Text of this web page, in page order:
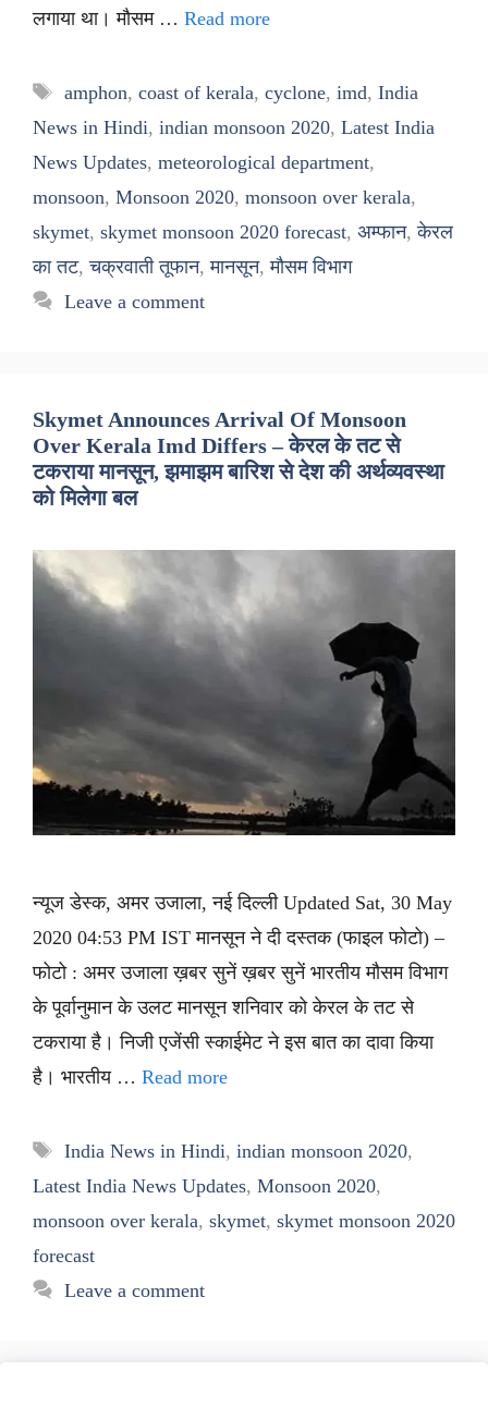
लगाया था। मौसम … Read more
Tags
amphon, coast of kerala, cyclone, imd, India
News in Hindi, indian monsoon 2020, Latest India
News Updates, meteorological department,
monsoon, Monsoon 2020, monsoon over kerala,
skymet, skymet monsoon 2020 forecast, अम्फान,केरल
का तट,चक्रवाती तूफान,मानसून,मौसम विभाग
Leave a comment
Skymet Announces Arrival Of Monsoon
Over Kerala Imd Differs – केरल के तट से
टकराया मानसून, झमाझम बारिश से देश की अर्थव्यवस्था
को मिलेगा बल
न्यूज डेस्क, अमर उजाला, नई दिल्ली Updated Sat, 30 May
2020 04:53 PM IST मानसून ने दी दस्तक (फाइल फोटो) –
फोटो : अमर उजाला ख़बर सुनें ख़बर सुनें भारतीय मौसम विभाग
के पूर्वानुमान के उलट मानसून शनिवार को केरल के तट से
टकराया है। निजी एजेंसी स्काईमेट ने इस बात का दावा किया
है। भारतीय … Read more
Tags
India News in Hindi, indian monsoon 2020,
Latest India News Updates, Monsoon 2020,
monsoon over kerala, skymet, skymet monsoon 2020
forecast
Leave a comment